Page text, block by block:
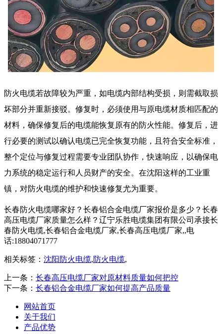
防火电缆若故障较为严重，如电缆内部结构受损，则需截取损
坏部分并重新接驳。修复时，必须使用与原电缆材质相匹配的
材料，确保修复后的电缆能恢复原有的防火性能。修复后，进
行必要的测试以确认电缆已完全恢复功能，且符合安全标准，
整个定位与修复过程需要专业团队协作，快速响应，以确保电
力系统的稳定运行和人员财产的安全。在沈阳这样的工业重
镇，对防火电缆的维护和快速修复尤为重要。
长春防火电缆哪家好？长春铝合金电缆厂家报价是多少？长春
高压电缆厂家质量怎么样？辽宁乐胜电缆集团有限公司承接长
春防火电缆,长春铝合金电缆厂家,长春高压电缆厂家,,电
话:18804071777
相关标签： 沈阳防火电缆,防火电缆,
上一条： 长春高压电缆厂家对原材料质量如何把控
下一条： 长春铝合金电缆厂家如何提高产品质量
网站首页
关于我们
产品优势